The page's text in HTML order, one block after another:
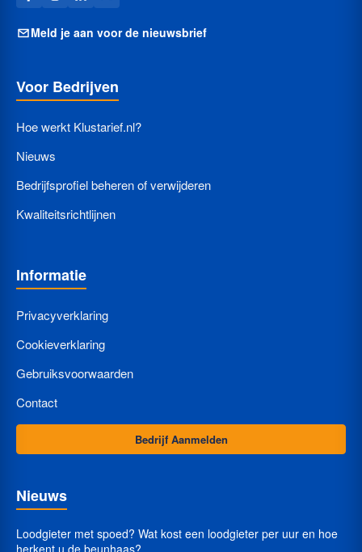
Meld je aan voor de nieuwsbrief
Voor Bedrijven
Hoe werkt Klustarief.nl?
Nieuws
Bedrijfsprofiel beheren of verwijderen
Kwaliteitsrichtlijnen
Informatie
Privacyverklaring
Cookieverklaring
Gebruiksvoorwaarden
Contact
Bedrijf Aanmelden
Nieuws
Loodgieter met spoed? Wat kost een loodgieter per uur en hoe
herkent u de beunhaas?